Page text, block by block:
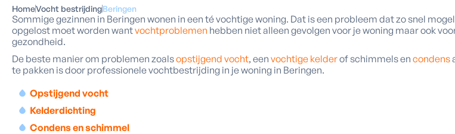
HomeVocht bestrijdingBeringen
Sommige gezinnen in Beringen wonen in een té vochtige woning. Dat is een probleem dat zo snel
opgelost moet worden wantvochtproblemen hebben niet alleen gevolgen voor je woning maar ook
gezondheid.
De beste manier om problemen zoalsopstijgend vocht, een vochtige kelderof schimmels en condens
te pakken is door professionele vochtbestrijding in je woning in Beringen.
Opstijgend vocht
Kelderdichting
Condens en schimmel